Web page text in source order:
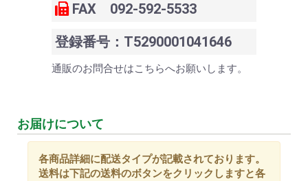
FAX 092-592-5533
登録番号：T5290001041646
通販のお問合せはこちらへお願いします。
お届けについて
各商品詳細に配送タイプが記載されております。
送料は下記の送料のボタンをクリックしますと各